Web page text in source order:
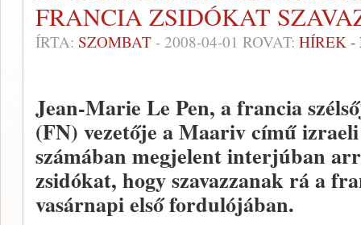
FRANCIA ZSIDÓKAT
ÍRTA: SZOMBAT - 2008-04-01 ROVAT: HÍREK -
Jean-Marie Le Pen, a francia
(FN) vezetője a Maariv című
számában megjelent interjúban
zsidókat, hogy szavazzanak rá a
vasárnapi első fordulójában.